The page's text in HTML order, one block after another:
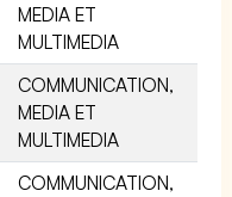
MEDIA ET
MULTIMEDIA
COMMUNICATION,
MEDIA ET
MULTIMEDIA
COMMUNICATION,